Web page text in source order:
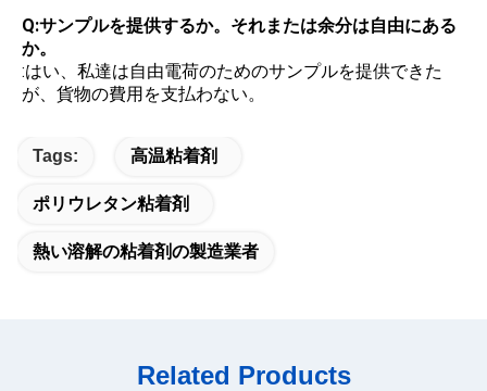
Q:サンプルを提供するか。それまたは余分は自由にある
か。
:はい、私達は自由電荷のためのサンプルを提供できた
が、貨物の費用を支払わない。
Tags: 高温粘着剤
ポリウレタン粘着剤
熱い溶解の粘着剤の製造業者
Related Products